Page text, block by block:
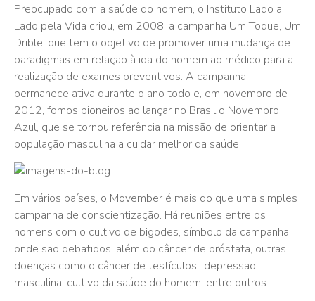
Preocupado com a saúde do homem, o Instituto Lado a
Lado pela Vida criou, em 2008, a campanha Um Toque, Um
Drible, que tem o objetivo de promover uma mudança de
paradigmas em relação à ida do homem ao médico para a
realização de exames preventivos. A campanha
permanece ativa durante o ano todo e, em novembro de
2012, fomos pioneiros ao lançar no Brasil o Novembro
Azul, que se tornou referência na missão de orientar a
população masculina a cuidar melhor da saúde.
Em vários países, o Movember é mais do que uma simples
campanha de conscientização. Há reuniões entre os
homens com o cultivo de bigodes, símbolo da campanha,
onde são debatidos, além do câncer de próstata, outras
doenças como o câncer de testículos,, depressão
masculina, cultivo da saúde do homem, entre outros.